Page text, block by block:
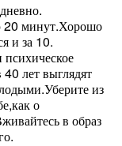
20 минут.Хорошо
и за 10.
40 лет выглядят
из
о
в образ